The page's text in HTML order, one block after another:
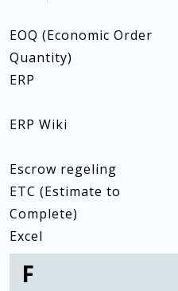
EOQ (Economic Order
Quantity)
ERP
ERP Wiki
Escrow regeling
ETC (Estimate to
Complete)
Excel
F